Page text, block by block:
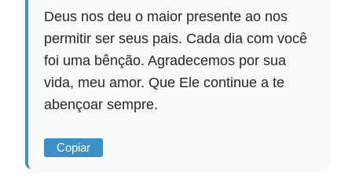
Deus nos deu o maior presente ao nos
permitir ser seus pais. Cada dia com você
foi uma bênção. Agradecemos por sua
vida, meu amor. Que Ele continue a te
abençoar sempre.
Copiar